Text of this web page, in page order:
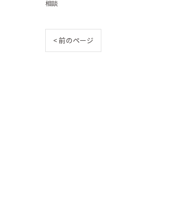
相談
< 前のページ